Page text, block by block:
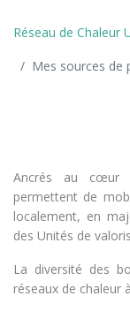
Réseau de Chaleur
Mes sources de
Ancrés au cœur
permettent de
localement, en
des Unités de
La diversité des
réseaux de chaleur